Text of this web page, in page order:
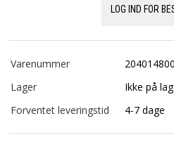
LOG IND FOR
Varenummer
Lager
Ikke på
Forventet leveringstid
4-7 dage